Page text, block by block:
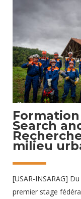
Formation
Search
milieu
[USAR-INSARAG]
premier stage